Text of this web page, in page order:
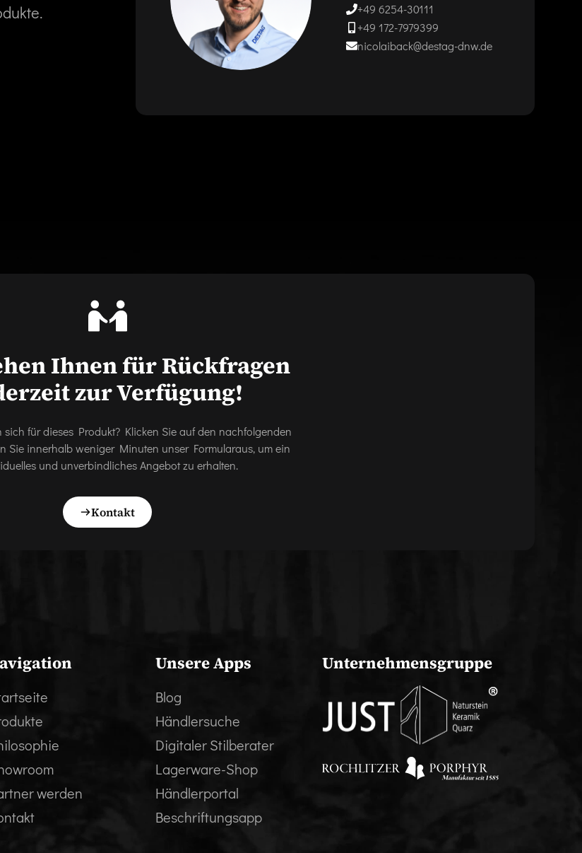
+49 6254-30111
+49 172-7979399
nicolaiback@destag-dnw.de
Ihnen für Rückfragen
zur Verfügung!
sich für dieses Produkt? Klicken Sie auf den nachfolgenden
Sie innerhalb weniger Minuten unser Formularaus, um ein
und unverbindliches Angebot zu erhalten.
Kontakt
werden
Unsere Apps
Blog
Händlersuche
Digitaler Stilberater
Lagerware-Shop
Händlerportal
Beschriftungsapp
Unternehmensgruppe